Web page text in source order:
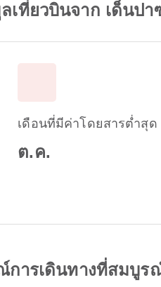
ที่ยวบินจาก เด็นปา
เดือนที่มีค่าโดยสารต่ำสุด
ต.ค.
การเดินทางที่สมบู